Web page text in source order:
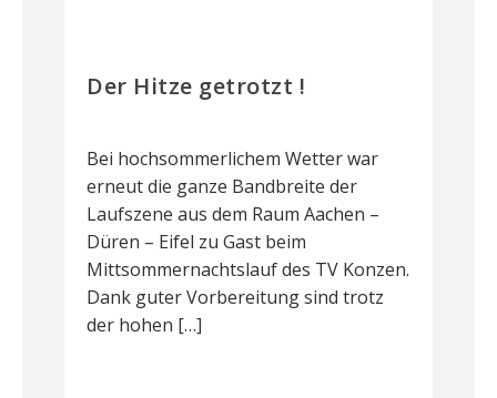
Der Hitze getrotzt !
Bei hochsommerlichem Wetter war
erneut die ganze Bandbreite der
Laufszene aus dem Raum Aachen –
Düren – Eifel zu Gast beim
Mittsommernachtslauf des TV Konzen.
Dank guter Vorbereitung sind trotz
der hohen […]